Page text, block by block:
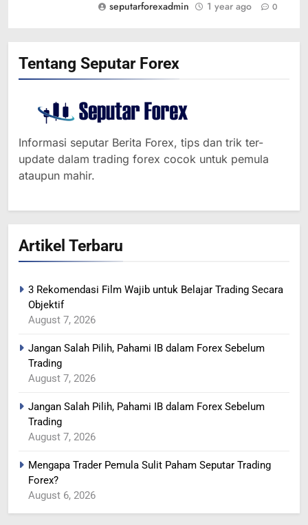
seputarforexadmin
1 year ago 0
Tentang Seputar Forex
Informasi seputar Berita Forex, tips dan trik ter-
update dalam trading forex cocok untuk pemula
ataupun mahir.
Artikel Terbaru
3 Rekomendasi Film Wajib untuk Belajar Trading Secara
Objektif
August 7, 2026
Jangan Salah Pilih, Pahami IB dalam Forex Sebelum
Trading
August 7, 2026
Jangan Salah Pilih, Pahami IB dalam Forex Sebelum
Trading
August 7, 2026
Mengapa Trader Pemula Sulit Paham Seputar Trading
Forex?
August 6, 2026
364
RENCANA PEMANGKASAN
365
INTERVENSI
BERITA FOREX
366
MINYAK TERGELINCIR DI